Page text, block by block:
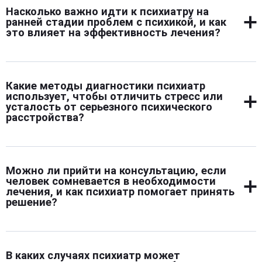
Дополнительно даются рекомендации по режиму дня,
питанию, снижению нагрузки. В некоторых случаях
Насколько важно идти к психиатру на
ранней стадии проблем с психикой, и как
это влияет на эффективность лечения?
Раннее обращение дает лучший прогноз. Чем раньше
можно восстановить внутреннее равновесие. На
начальной стадии можно обойтись мягкими методами
без тяжелых препаратов, сохранить
последствий.
Какие методы диагностики психиатр
использует, чтобы отличить стресс или
усталость от серьезного психического
расстройства?
Психиатр оценивает продолжительность,
жизнь. Используются беседы, наблюдение за
поведением, специальные шкалы тревожности и
депрессии. Если симптомы сохраняются дольше
диагноза.
Можно ли прийти на консультацию, если
человек сомневается в необходимости
лечения, и как психиатр помогает принять
решение?
Да, прием доступен и в случае сомнений. Врач
объясняет, что нормально, а что требует внимания.
В каких случаях психиатр может